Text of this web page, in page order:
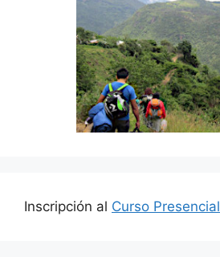
Inscripción al Curso Presencial